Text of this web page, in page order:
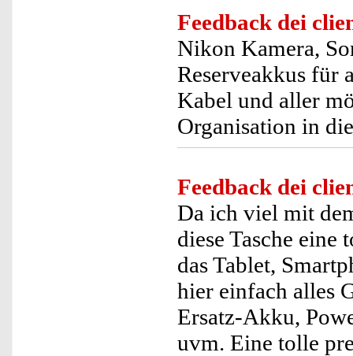
Feedback dei
Nikon Kamera,
Reserveakkus für
Kabel und aller
Organisation in
Feedback dei
Da ich viel mit
diese Tasche
das Tablet,
hier einfach alles
Ersatz-Akku,
uvm. Eine tolle